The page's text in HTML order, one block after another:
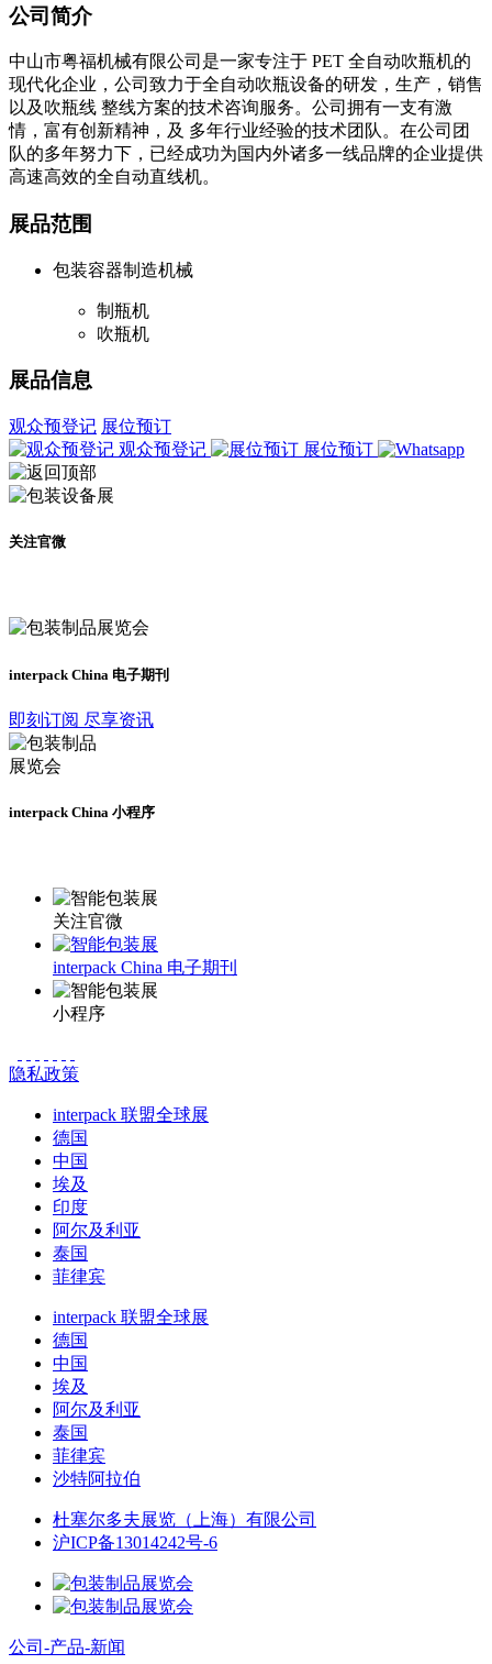
公司简介
中山市粤福机械有限公司是一家专注于 PET 全自动吹瓶机的
现代化企业，公司致力于全自动吹瓶设备的研发，生产，销售
以及吹瓶线 整线方案的技术咨询服务。公司拥有一支有激
情，富有创新精神，及 多年行业经验的技术团队。在公司团
队的多年努力下，已经成功为国内外诸多一线品牌的企业提供
高速高效的全自动直线机。
展品范围
包装容器制造机械
制瓶机
吹瓶机
展品信息
观众预登记 展位预订
观众预登记
展位预订
关注官微
interpack China 电子期刊
即刻订阅 尽享资讯
interpack China 小程序
关注官微
interpack China 电子期刊
小程序
隐私政策
interpack 联盟全球展
德国
中国
埃及
印度
阿尔及利亚
泰国
菲律宾
interpack 联盟全球展
德国
中国
埃及
阿尔及利亚
泰国
菲律宾
沙特阿拉伯
杜塞尔多夫展览（上海）有限公司
沪ICP备13014242号-6
公司-产品-新闻